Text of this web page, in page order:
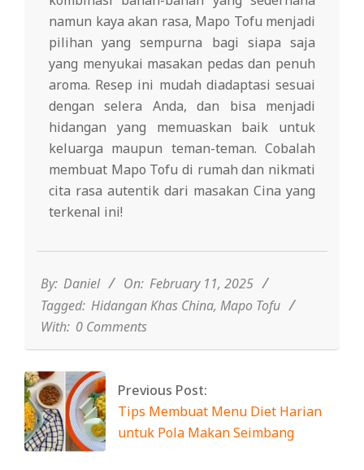
namun kaya akan rasa, Mapo Tofu menjadi
pilihan yang sempurna bagi siapa saja
yang menyukai masakan pedas dan penuh
aroma. Resep ini mudah diadaptasi sesuai
dengan selera Anda, dan bisa menjadi
hidangan yang memuaskan baik untuk
keluarga maupun teman-teman. Cobalah
membuat Mapo Tofu di rumah dan nikmati
cita rasa autentik dari masakan Cina yang
terkenal ini!
11
By: Daniel On: February 11, 2025
Tagged: Hidangan Khas China, Mapo Tofu
With: 0 Comments
Previous Post:
Tips Membuat Menu Diet Harian
untuk Pola Makan Seimbang